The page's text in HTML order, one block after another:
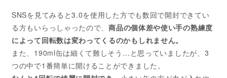
SNSを見てみると3.0を使用した方でも数回で開封できてい
る方もいらっしゃったので、商品の個体差や使い手の熟練度
によって回転数は変わってくるのかもしれません。
また、190ml缶は細くて難しそう…と思っていましたが、3
つの中で1番簡単に開けることができました。